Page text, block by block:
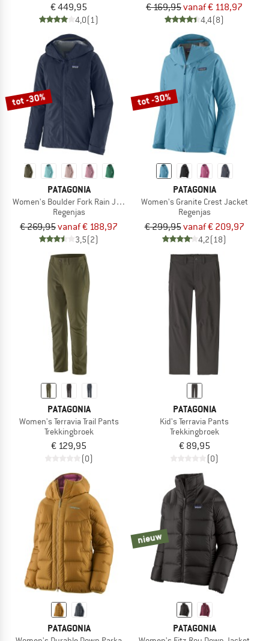
€ 449,95
4,0(1)
€ 169,95vanaf € 118,97
4,4(8)
tot -30%
PATAGONIA
Women's Boulder Fork Rain Jacket
Regenjas
€ 269,95vanaf € 188,97
3,5(2)
tot -30%
PATAGONIA
Women's Granite Crest Jacket
Regenjas
€ 299,95vanaf € 209,97
4,2(18)
PATAGONIA
Women's Terravia Trail Pants
Trekkingbroek
€ 129,95
(0)
PATAGONIA
Kid's Terravia Pants
Trekkingbroek
€ 89,95
(0)
PATAGONIA
nieuw
PATAGONIA